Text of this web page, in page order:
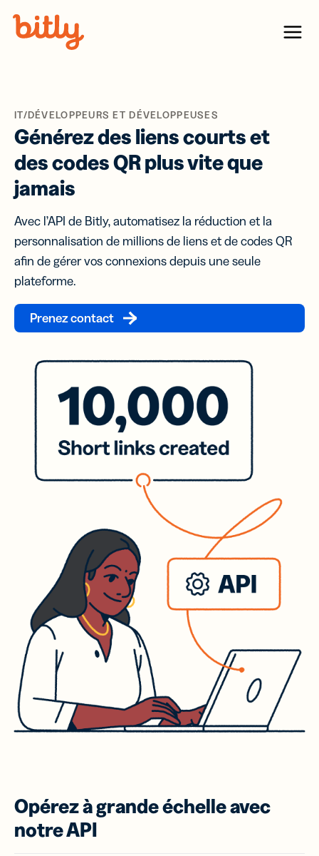
Menu
IT/DÉVELOPPEURS ET DÉVELOPPEUSES
Générez des liens courts et
des codes QR plus vite que
jamais
Avec l’API de Bitly, automatisez la réduction et la
personnalisation de millions de liens et de codes QR
afin de gérer vos connexions depuis une seule
plateforme.
Prenez contact
Opérez à grande échelle avec
notre API